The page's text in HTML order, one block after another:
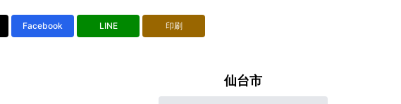
Facebook LINE 印刷
仙台市